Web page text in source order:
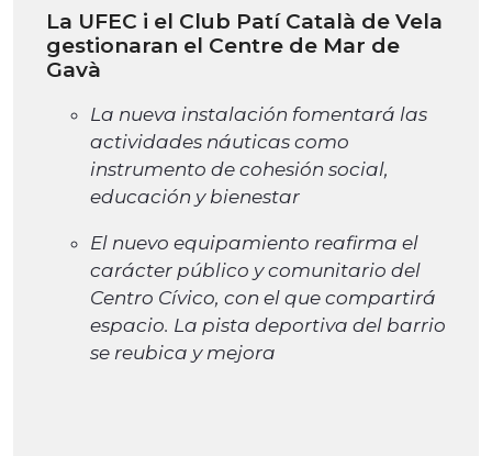
La UFEC i el Club Patí Català de Vela
gestionaran el Centre de Mar de
Gavà
La nueva instalación fomentará las
actividades náuticas como
instrumento de cohesión social,
educación y bienestar
El nuevo equipamiento reafirma el
carácter público y comunitario del
Centro Cívico, con el que compartirá
espacio. La pista deportiva del barrio
se reubica y mejora